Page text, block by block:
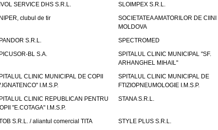
SERVICE DHS S.R.L.
SLOIMPEX S.R.L.
clubul de tir
SOCIETATEA AMATORILOR DE CIINI
MOLDOVA
S.R.L.
SPECTROMED
BL S.A.
SPITALUL CLINIC MUNICIPAL "SF.
ARHANGHEL MIHAIL"
CLINIC MUNICIPAL DE COPII
I.M.S.P.
SPITALUL CLINIC MUNICIPAL DE
FTIZIOPNEUMOLOGIE I.M.S.P.
CLINIC REPUBLICAN PENTRU
"E.COTAGA" I.M.S.P.
STANA S.R.L.
S.R.L. / aliantul comercial TITA STYLE PLUS S.R.L.